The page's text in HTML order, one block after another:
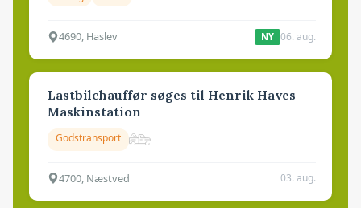
4690, Haslev NY 06. aug.
Lastbilchauffør søges til Henrik Haves
Maskinstation
Godstransport
4700, Næstved 03. aug.